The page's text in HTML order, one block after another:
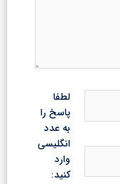
لطفا
پاسخ را
به عدد
انگلیسی
وارد
کنید: